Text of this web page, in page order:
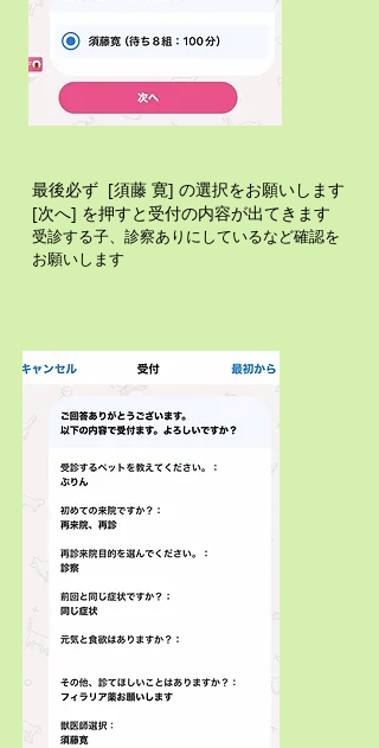
最後必ず [須藤 寛] の選択をお願いします
[次へ] を押すと受付の内容が出てきます
​受診する子、診察ありにしているなど確認を
お願いします